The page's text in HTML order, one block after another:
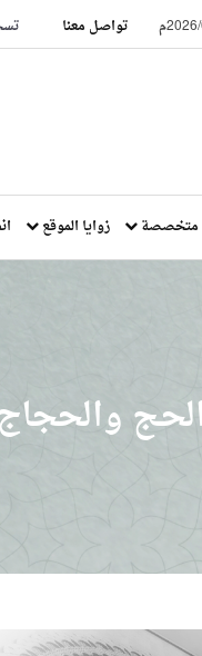
تواصل معنا
متخصصة زوايا الموقع
الحج